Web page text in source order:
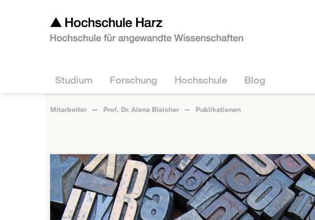
Studium Forschung Hochschule Blog
Mitarbeiter Prof. Dr. Alena Bleicher Publikationen